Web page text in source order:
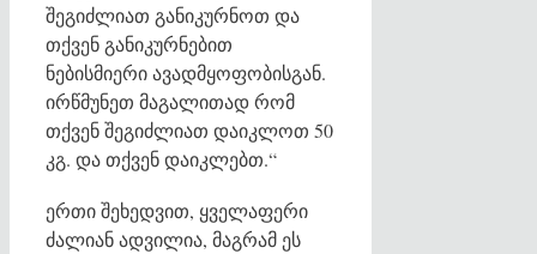
შეგიძლიათ განიკურნოთ და
თქვენ განიკურნებით
ნებისმიერი ავადმყოფობისგან.
ირწმუნეთ მაგალითად რომ
თქვენ შეგიძლიათ დაიკლოთ 50
კგ. და თქვენ დაიკლებთ.“
ერთი შეხედვით, ყველაფერი
ძალიან ადვილია, მაგრამ ეს